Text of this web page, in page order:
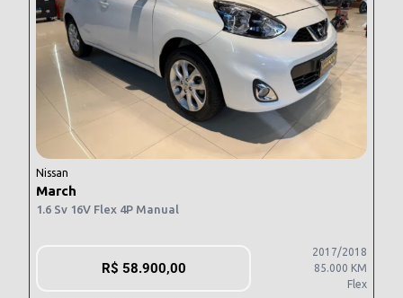
Nissan
March
1.6 Sv 16V Flex 4P Manual
R$ 58.900,00
2017/2018
85.000 KM
Flex